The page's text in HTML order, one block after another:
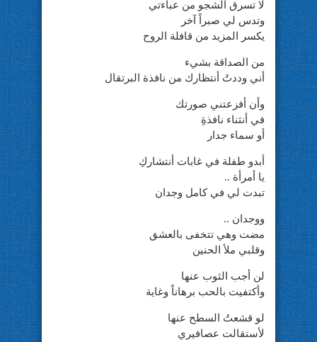
لا تسرق الشجو من عباءتي
وتدس لي صبراً آخر
يكسر المزيد من قافلة الروح
من الصداقة بشيء
أني وددتُ أنتظارك من نافذة البرتقال
وأن أفزعتني صورتك
في أنثناء نافذةِ
أو سماء جدار
أبدو طفلة في غابات أنتشاركِ
يا أمرأة ..
تبدت لي في كامل وجدان
ووجدان ..
مضت وهي تتخفى بالعشق
وقلبي ملأ الحنين
لن أجب الثوب عنها
وأكتفيت بالحب برهاناً وغاية
لو قشعتُ السطح عنها
لأستقالت عصافيري